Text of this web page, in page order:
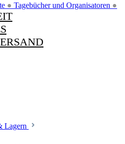
● Tagebücher und Organisatoren ●
Lagern